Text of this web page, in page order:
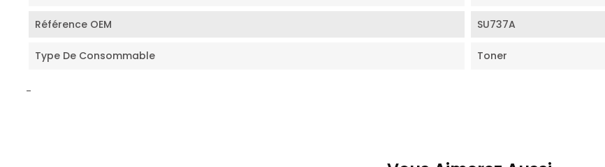
Référence OEM SU737A
Type De Consommable Toner
-